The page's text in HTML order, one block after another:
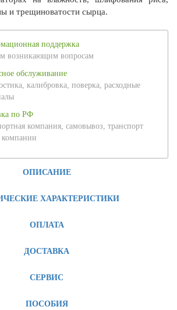
и трещиноватости сырца.
поддержка
возникающим вопросам
обслуживание
калибровка, поверка, расходные
по РФ
компания, самовывоз, транспорт
ОПИСАНИЕ
ХАРАКТЕРИСТИКИ
ОПЛАТА
ДОСТАВКА
СЕРВИС
ПОСОБИЯ